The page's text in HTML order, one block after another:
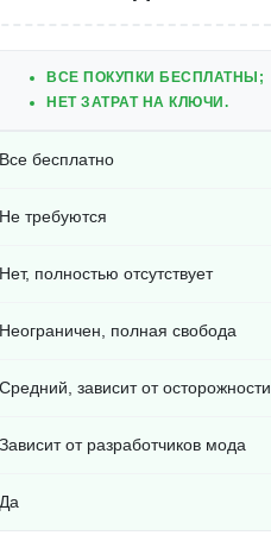
ВСЕ ПОКУПКИ БЕСПЛАТНЫ;
НЕТ ЗАТРАТ НА КЛЮЧИ.
Все бесплатно
Не требуются
Нет, полностью отсутствует
Неограничен, полная свобода
Средний, зависит от осторожности
Зависит от разработчиков мода
Да